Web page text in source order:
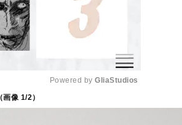
Powered by GliaStudios
（画像 1/2）